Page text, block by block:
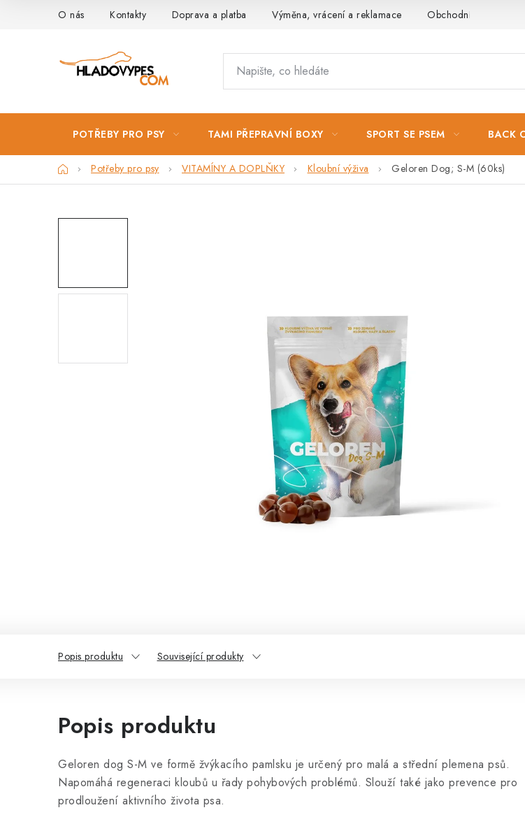
O nás Kontakty Doprava a platba Výměna, vrácení a reklamace Obchodní podmínky
POTŘEBY PRO PSY TAMI PŘEPRAVNÍ BOXY SPORT SE PSEM BACK
DomůPotřeby pro psy VITAMÍNY A DOPLŇKY Kloubní výživa Geloren Dog; S-M (60ks)
Popis produktu Související produkty
Popis produktu
Geloren dog S-M ve formě žvýkacího pamlsku je určený pro malá a střední plemena psů.
Napomáhá regeneraci kloubů u řady pohybových problémů. Slouží také jako prevence pro
prodloužení aktivního života psa.